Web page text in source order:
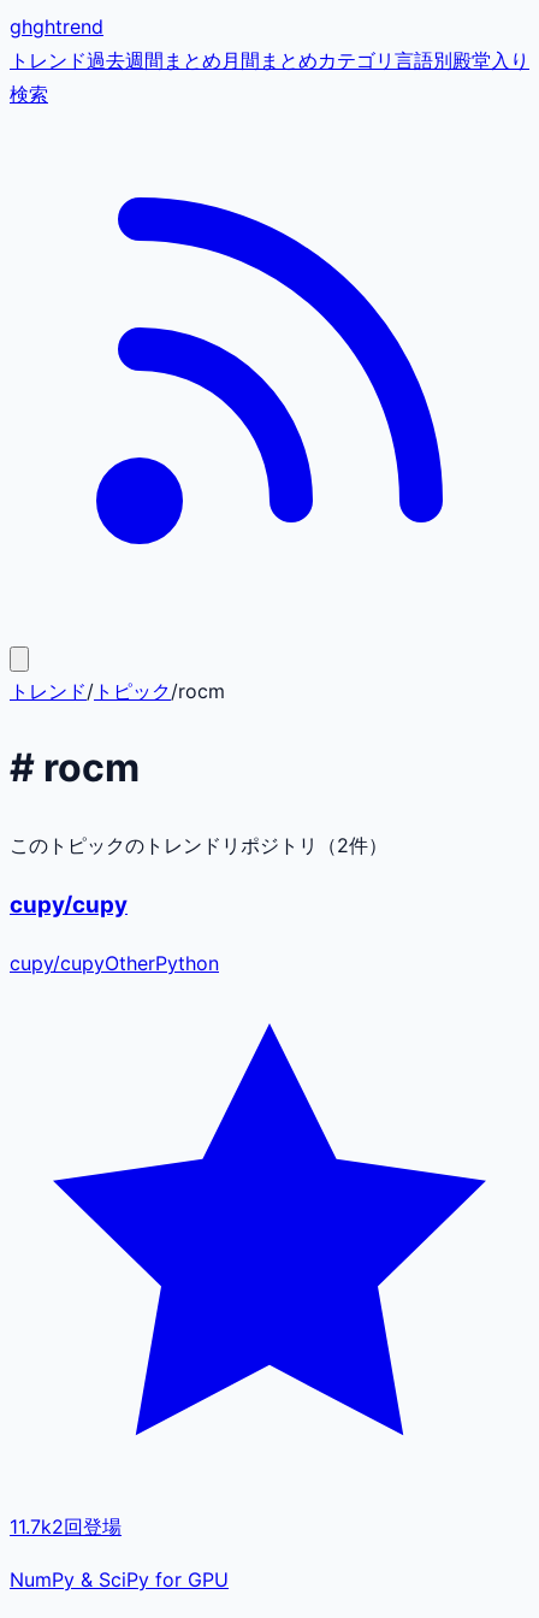
ghghtrend
トレンド過去週間まとめ月間まとめカテゴリ 言語別殿堂入り
検索
トレンド/ トピック/rocm
# rocm
このトピックのトレンドリポジトリ（2件）
cupy/cupy
cupy/cupyOtherPython
11.7k2回登場
NumPy & SciPy for GPU